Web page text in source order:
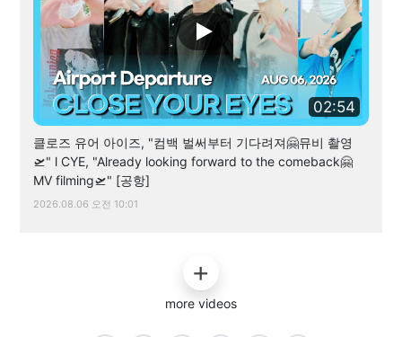
02:54
클로즈 유어 아이즈, "컴백 벌써부터 기다려져🤗뮤비 촬영
🛫" l CYE, "Already looking forward to the comeback🤗
MV filming🛫" [공항]
2026.08.06 오전 10:01
more videos